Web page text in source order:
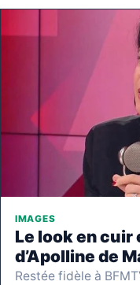
IMAGES
Le look en cuir
d’Apolline de
Restée fidèle à